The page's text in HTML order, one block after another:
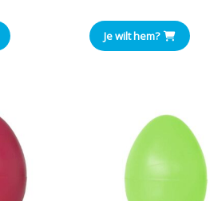
Je wilt hem?